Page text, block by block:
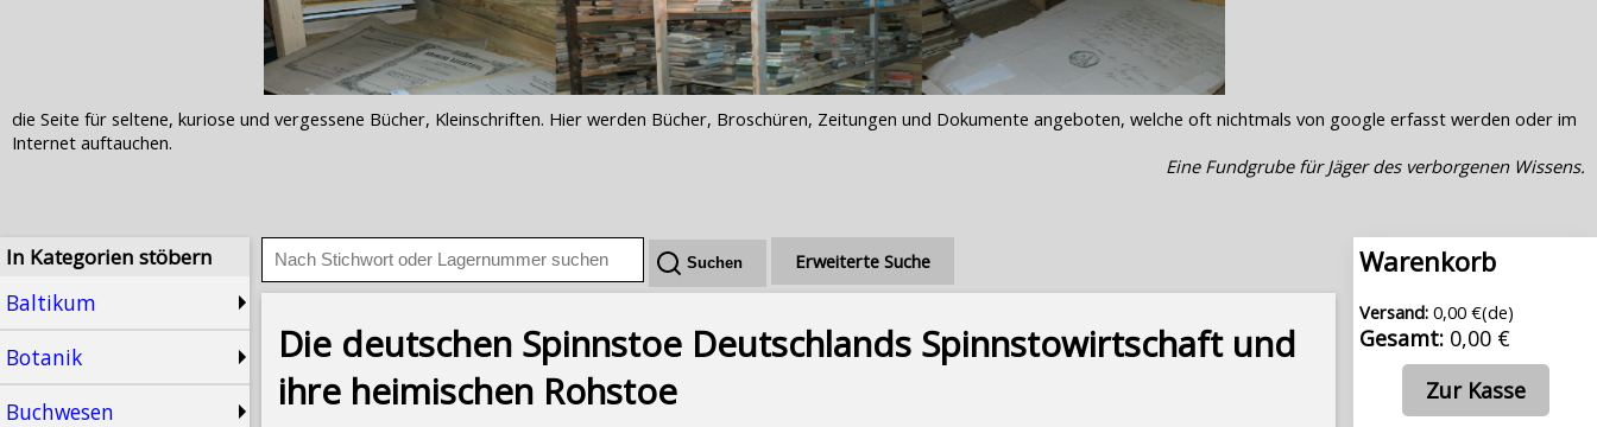
die Seite für seltene, kuriose und vergessene Bücher, Kleinschriften. Hier werden Bücher, Broschüren, Zeitungen und Dokumente angeboten, welche oft nichtmals von google erfasst werden oder im
Internet auftauchen.
Eine Fundgrube für Jäger des verborgenen Wissens.
In Kategorien stöbern
Baltikum
Botanik
Buchwesen
Warenkorb
Versand: 0,00 €(de)
Gesamt: 0,00 €
Zur Kasse
Erweiterte Suche
Die deutschen Spinnstoffe Deutschlands Spinnstoffwirtschaft und
ihre heimischen Rohstoffe